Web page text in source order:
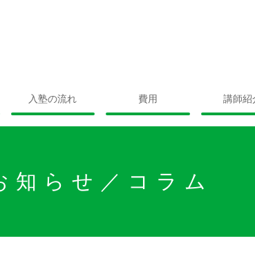
入塾の流れ 費用 講師紹
知らせ／コラム